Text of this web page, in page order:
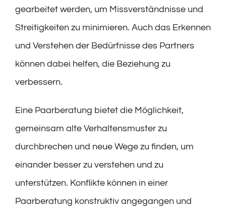
gearbeitet werden, um Missverständnisse und
Streitigkeiten zu minimieren. Auch das Erkennen
und Verstehen der Bedürfnisse des Partners
können dabei helfen, die Beziehung zu
verbessern.
Eine Paarberatung bietet die Möglichkeit,
gemeinsam alte Verhaltensmuster zu
durchbrechen und neue Wege zu finden, um
einander besser zu verstehen und zu
unterstützen. Konflikte können in einer
Paarberatung konstruktiv angegangen und